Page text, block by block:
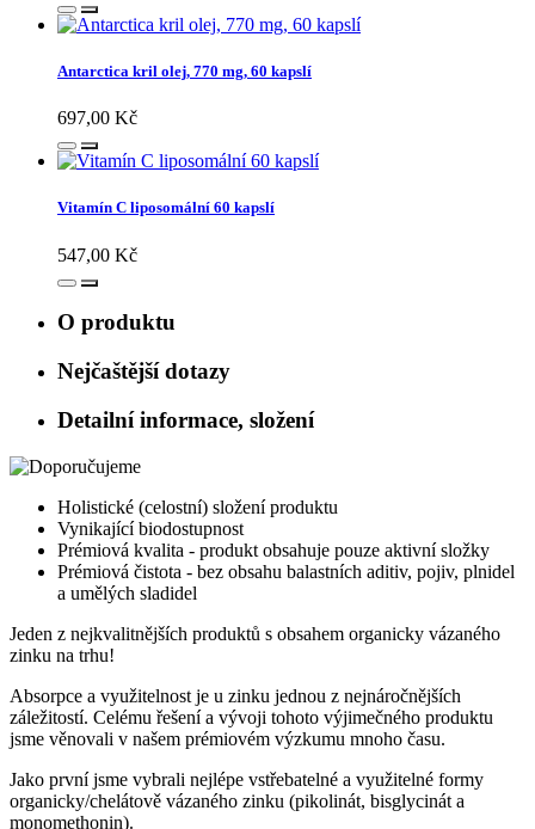
Antarctica kril olej, 770 mg, 60 kapslí
697,00 Kč
Vitamín C liposomální 60 kapslí
547,00 Kč
O produktu
Nejčaštější dotazy
Detailní informace, složení
Holistické (celostní) složení produktu
Vynikající biodostupnost
Prémiová kvalita - produkt obsahuje pouze aktivní složky
Prémiová čistota - bez obsahu balastních aditiv, pojiv, plnidel
a umělých sladidel
Jeden z nejkvalitnějších produktů s obsahem organicky vázaného
zinku na trhu!
Absorpce a využitelnost je u zinku jednou z nejnáročnějších
záležitostí. Celému řešení a vývoji tohoto výjimečného produktu
jsme věnovali v našem prémiovém výzkumu mnoho času.
Jako první jsme vybrali nejlépe vstřebatelné a využitelné formy
organicky/chelátově vázaného zinku (pikolinát, bisglycinát a
monomethonin).